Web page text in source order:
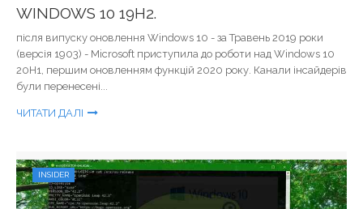
WINDOWS 10 19H2.
після випуску оновлення Windows 10 - за Травень 2019 роки
(версія 1903) - Microsoft приступила до роботи над Windows 10
20H1, першим оновленням функцій 2020 року. Канали інсайдерів
були перенесені...
ЧИТАТИ ДАЛІ
INSIDER